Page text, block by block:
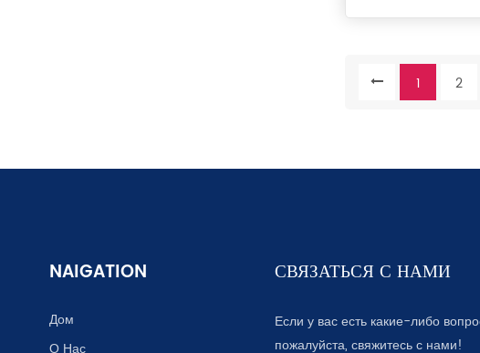
1 2
NAIGATION
Дом
СВЯЗАТЬСЯ С НАМИ
Если у вас есть какие-либо
пожалуйста, свяжитесь с нами!